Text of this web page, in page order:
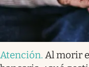
Atención. Al morir